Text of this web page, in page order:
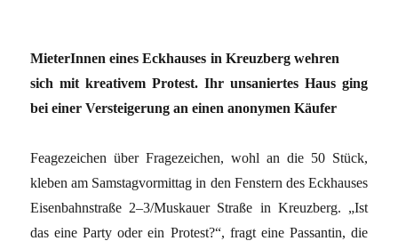
MieterInnen eines Eckhauses in Kreuzberg wehren
sich mit kreativem Protest. Ihr unsaniertes Haus ging
bei einer Versteigerung an einen anonymen Käufer
Feagezeichen über Fragezeichen, wohl an die 50 Stück,
kleben am Samstagvormittag in den Fenstern des Eckhauses
Eisenbahnstraße 2–3/Muskauer Straße in Kreuzberg. „Ist
das eine Party oder ein Protest?“, fragt eine Passantin, die